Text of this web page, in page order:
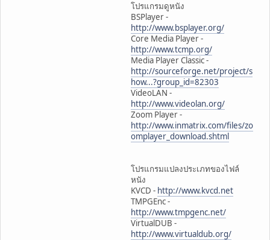
โปรแกรมดูหนัง
BSPlayer -
http://www.bsplayer.org/
Core Media Player -
http://www.tcmp.org/
Media Player Classic -
http://sourceforge.net/project/s
how...?group_id=82303
VideoLAN -
http://www.videolan.org/
Zoom Player -
http://www.inmatrix.com/files/zo
omplayer_download.shtml
โปรแกรมแปลงประเภทของไฟล์
หนัง
KVCD - http://www.kvcd.net
TMPGEnc -
http://www.tmpgenc.net/
VirtualDUB -
http://www.virtualdub.org/